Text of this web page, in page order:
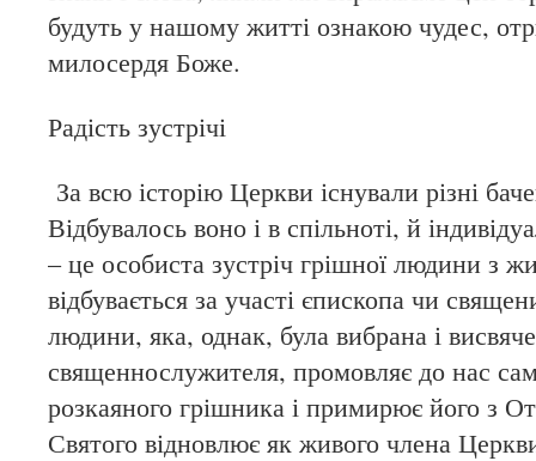
будуть у нашому житті ознакою чудес,
милосердя Боже.
Радість зустрічі
За всю історію Церкви існували різні
Відбувалось воно і в спільноті, й
– це особиста зустріч грішної людини з
відбувається за участі єпископа чи
людини, яка, однак, була вибрана і
священнослужителя, промовляє до нас
розкаяного грішника і примирює його з
Святого відновлює як живого члена